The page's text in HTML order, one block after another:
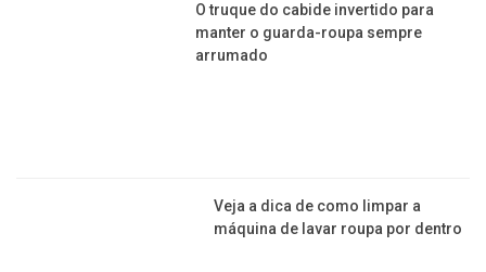
O truque do cabide invertido para
manter o guarda-roupa sempre
arrumado
Veja a dica de como limpar a
máquina de lavar roupa por dentro